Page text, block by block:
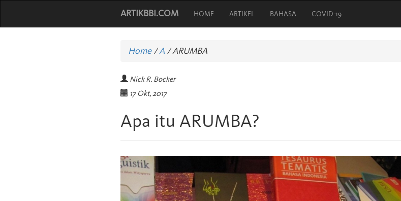
ARTIKBBI.COM HOME ARTIKEL BAHASA COVID-19
Home/A /ARUMBA
Nick R. Bocker
17 Okt, 2017
Apa itu ARUMBA?